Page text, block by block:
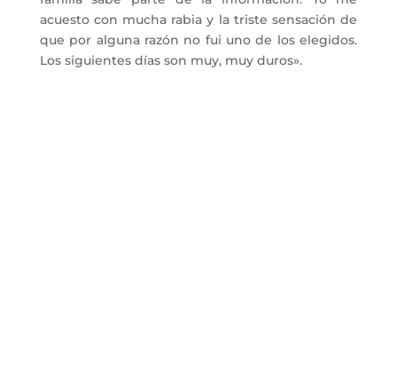
acuesto con mucha rabia y la triste sensación de
que por alguna razón no fui uno de los elegidos.
Los siguientes días son muy, muy duros».